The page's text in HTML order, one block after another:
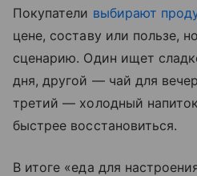
Покупатели выбирают
цене, составу или пользе,
сценарию. Один ищет
дня, другой — чай для
третий — холодный
быстрее восстановиться.
В итоге «еда для